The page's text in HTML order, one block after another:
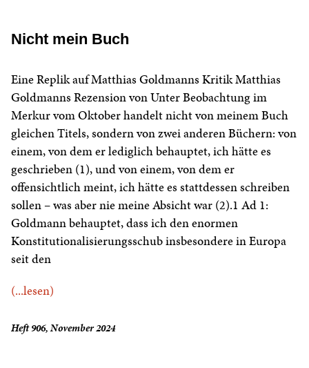
Nicht mein Buch
Eine Replik auf Matthias Goldmanns Kritik Matthias
Goldmanns Rezension von Unter Beobachtung im
Merkur vom Oktober handelt nicht von meinem Buch
gleichen Titels, sondern von zwei anderen Büchern: von
einem, von dem er lediglich behauptet, ich hätte es
geschrieben (1), und von einem, von dem er
offensichtlich meint, ich hätte es stattdessen schreiben
sollen – was aber nie meine Absicht war (2).1 Ad 1:
Goldmann behauptet, dass ich den enormen
Konstitutionalisierungsschub insbesondere in Europa
seit den
(...lesen)
Heft 906, November 2024